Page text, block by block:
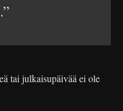
tai julkaisupäivää ei ole